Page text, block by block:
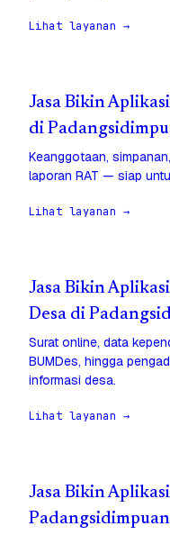
Lihat layanan →
Jasa Bikin
di
Keanggotaan,
laporan RAT — siap
Lihat layanan →
Jasa Bikin
Desa di
Surat online, data
BUMDes, hingga
informasi desa.
Lihat layanan →
Jasa Bikin
Padangsidimpuan